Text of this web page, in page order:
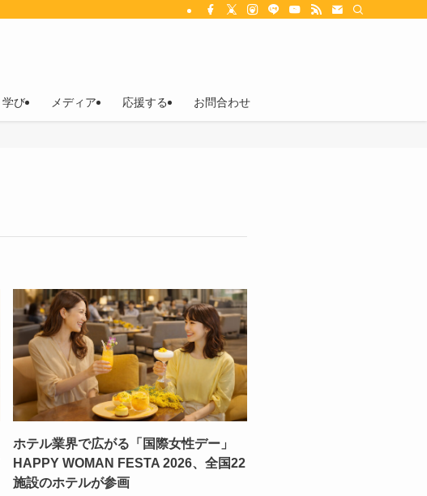
学び メディア 応援する お問合わせ
ホテル業界で広がる「国際女性デー」
HAPPY WOMAN FESTA 2026、全国22
施設のホテルが参画